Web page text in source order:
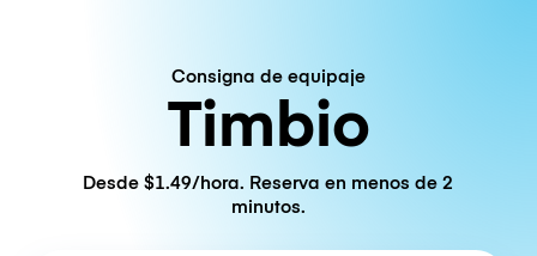
Consigna de equipaje
Timbio
Desde $1.49/hora. Reserva en menos de 2
minutos.